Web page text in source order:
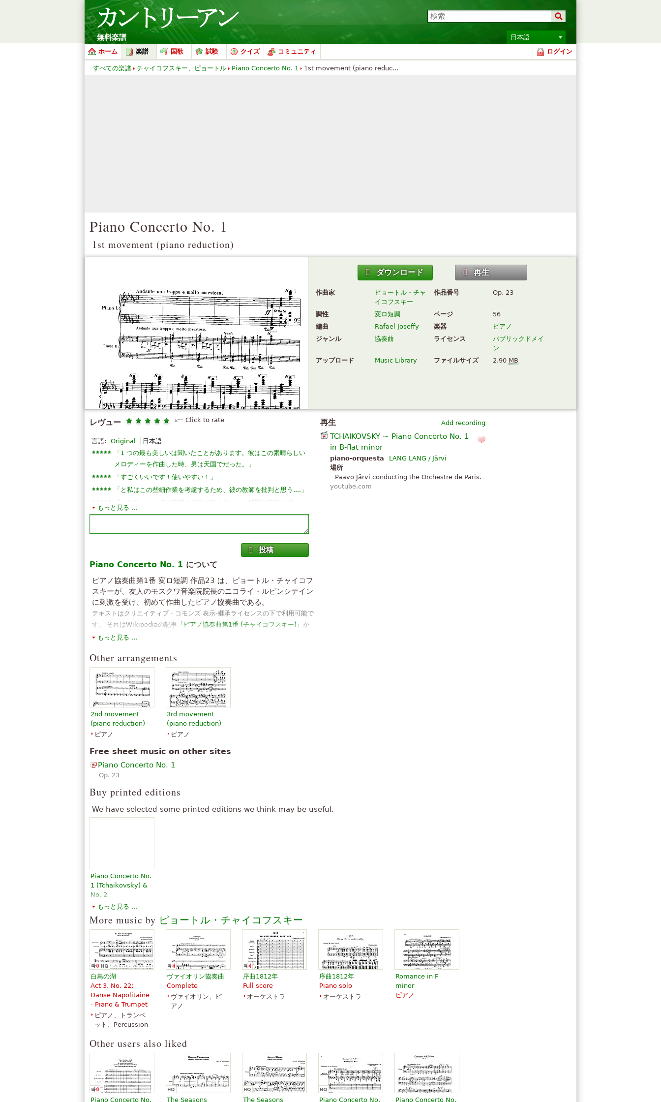
無料楽譜
日本語
ホーム
楽譜 国歌 試験 クイズ コミュニティ ログイン
Piano Concerto No. 1
1st movement (piano reduction)
ダウンロード 再生
作曲家
ピョートル・チャ
イコフスキー
作品番号 Op. 23
調性 変ロ短調 ページ
56
編曲
Rafael Joseffy 楽器
ピアノ
ジャンル
協奏曲 ライセンス
パブリックドメイ
ン
アップロード
Music Library ファイルサイズ 2.90 MB
Add recording
再生
TCHAIKOVSKY ~ Piano Concerto No. 1
in B-flat minor
piano-orquesta
LANG LANG / Järvi
場所
Paavo Järvi conducting the Orchestre de Paris.
youtube.com
レヴュー Click to rate
言語: Original 日本語
「1 つの最も美しいは聞いたことがあります。彼はこの素晴らしい
メロディーを作曲した時、男は天国でだった。
」
「すごくいいです！使いやすい！ 」
「 と私はこの些細作業を考慮するため、彼の教師を批判と思う.... 」
「これは、すべての時間の好みは私のギターに移調午前私ので
す。」
天上の音楽の一つです。マスター Tchaïkovski は天使です。」
「壮大な.それは、申し分のない完璧な技術です。
「 素晴らしい仕事を最高の 」
「私はこの歌が大好き！」
「素晴らしいパフォーマンス」
すべて表示 (11)
もっと見る ...
投稿
Piano Concerto No. 1 について
ピアノ協奏曲第1番 変ロ短調 作品23 は、ピョートル・チャイコフ
スキーが、友人のモスクワ音楽院院長のニコライ・ルビンシテイン
に刺激を受け、初めて作曲したピアノ協奏曲である。
テキストはクリエイティブ・コモンズ 表示-継承ライセンスの下で利用可能で
す。 それはWikipediaの記事『 ピアノ協奏曲第1番 (チャイコフスキー) 』か
ら材料を使用しています。
もっと見る ...
Other arrangements
2nd movement
(piano reduction)
ピアノ
3rd movement
(piano reduction)
ピアノ
Free sheet music on other sites
Piano Concerto No. 1
Op. 23
Buy printed editions
We have selected some printed editions we think may be useful.
Piano Concerto No.
1 (Tchaikovsky) &
No. 2
(Rachmaninoff) -
Reduction
￥2,715.98
Piano
Dover
Publications
もっと見る ...
More music by ピョートル・チャイコフスキー
白鳥の湖
Act 3, No. 22:
Danse Napolitaine
- Piano & Trumpet
ピアノ、トランペ
ット、Percussion
ヴァイオリン協奏曲
Complete
ヴァイオリン、ピ
アノ
序曲1812年
Full score
オーケストラ
序曲1812年
Piano solo
オーケストラ
Romance in F
minor
ピアノ
Other users also liked
Piano Concerto No.
The Seasons
The Seasons
Piano Concerto No.
Piano Concerto No.
すべての楽譜 チャイコフスキー、ピョートル Piano Concerto No. 1 1st movement (piano reduc...